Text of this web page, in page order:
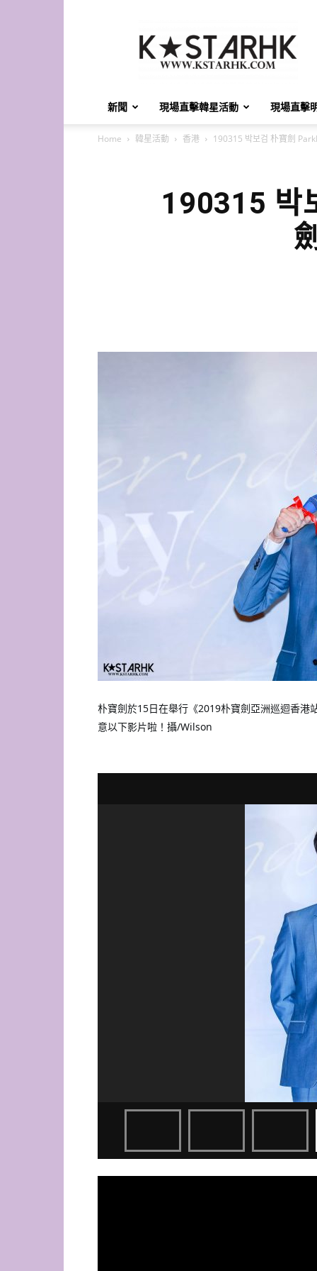
Star
HK
新聞 現場直擊韓星活動 現場直擊
Home 韓星活動 香港 190315 박보검 朴寶劍
190315 박
朴寶劍於15日在舉行《2019朴寶劍亞洲巡迴香港
意以下影片啦！攝/Wilson